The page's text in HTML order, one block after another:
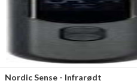
Nordic Sense - Infrarødt